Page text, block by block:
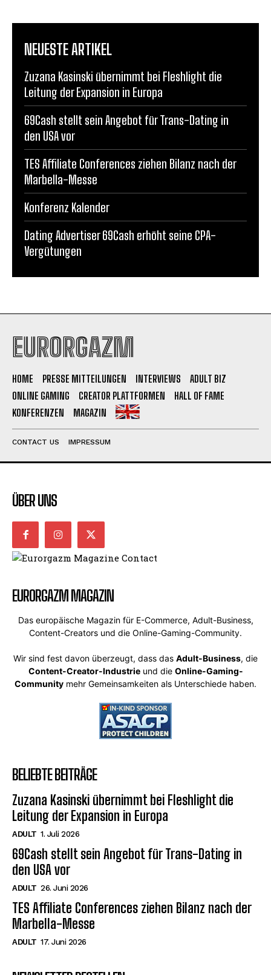
NEUESTE ARTIKEL
Zuzana Kasinski übernimmt bei Fleshlight die
Leitung der Expansion in Europa
69Cash stellt sein Angebot für Trans-Dating in
den USA vor
TES Affiliate Conferences ziehen Bilanz nach der
Marbella-Messe
Konferenz Kalender
Dating Advertiser 69Cash erhöht seine CPA-
Vergütungen
EURORGAZM
HOME PRESSE MITTEILUNGEN INTERVIEWS
ADULT BIZ
ONLINE GAMING
CREATOR PLATTFORMEN
HALL OF FAME
KONFERENZEN
MAGAZIN
CONTACT US IMPRESSUM
ÜBER UNS
EURORGAZM MAGAZIN
Das europäische Magazin für E-Commerce, Adult-Business,
Content-Creators und die Online-Gaming-Community.
Wir sind fest davon überzeugt, dass das Adult-Business, die
Content-Creator-Industrieund die Online-Gaming-
Community mehr Gemeinsamkeiten als Unterschiede haben.
BELIEBTE BEITRÄGE
Zuzana Kasinski übernimmt bei Fleshlight die
Leitung der Expansion in Europa
ADULT 1. Juli 2026
69Cash stellt sein Angebot für Trans-Dating in
den USA vor
ADULT 26. Juni 2026
TES Affiliate Conferences ziehen Bilanz nach der
Marbella-Messe
ADULT 17. Juni 2026